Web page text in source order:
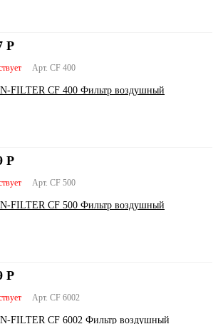
Арт. CF 400
FILTER CF 400 Фильтр воздушный
Р
Арт. CF 500
FILTER CF 500 Фильтр воздушный
Р
Арт. CF 6002
FILTER CF 6002 Фильтр воздушный
Р